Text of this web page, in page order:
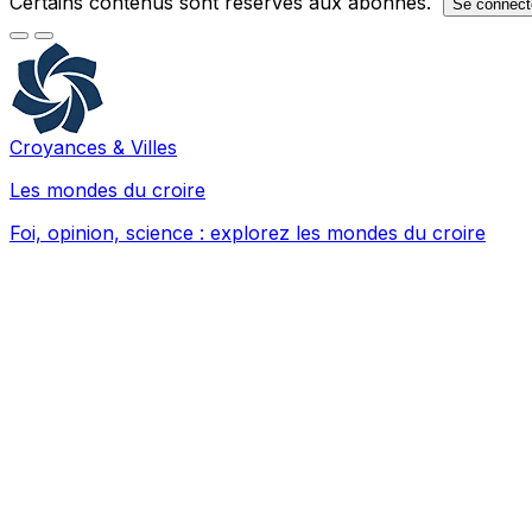
Se
Croyances & Villes
Les mondes du croire
Foi, opinion, science : explorez les mondes du croire